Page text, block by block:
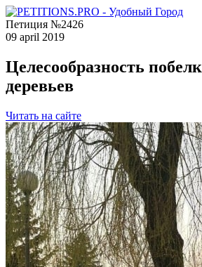
Петиция №2426
09 april 2019
Целесообразность
деревьев
Читать на сайте